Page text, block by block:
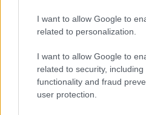
I want to allow Google to
related to personalization.
I want to allow Google to
related to security,
functionality and fraud
user protection.
Jovanotti, Gabry
mondo per una notte
Giorgia Meloni a La
“Orgoglio e